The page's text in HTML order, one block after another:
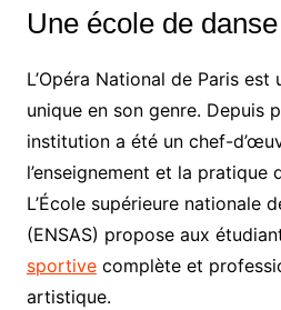
Une école de
L’Opéra National de Paris est
unique en son genre. Depuis
institution a été un chef-
l’enseignement et la pratique
L’École supérieure nationale
(ENSAS) propose aux
sportivecomplète et
artistique.